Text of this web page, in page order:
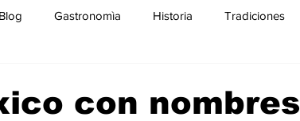
Blog Gastronomìa Historia Tradiciones
con nombres